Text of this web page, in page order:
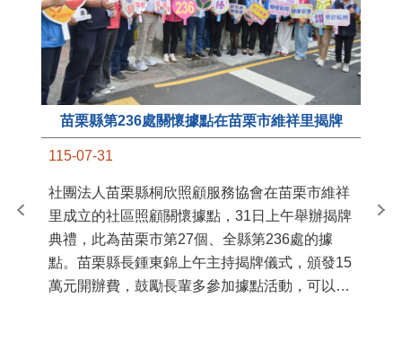
苗栗縣第236處關懷據點在苗栗市維祥里揭牌
115-07-31
社團法人苗栗縣桐欣照顧服務協會在苗栗市維祥
里成立的社區照顧關懷據點，31日上午舉辦揭牌
典禮，此為苗栗市第27個、全縣第236處的據
點。苗栗縣長鍾東錦上午主持揭牌儀式，頒發15
萬元開辦費，鼓勵長輩多參加據點活動，可以更
苗